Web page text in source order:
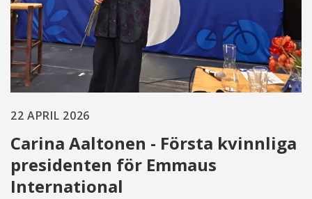
22 APRIL 2026
Carina Aaltonen - Första kvinnliga
presidenten för Emmaus
International